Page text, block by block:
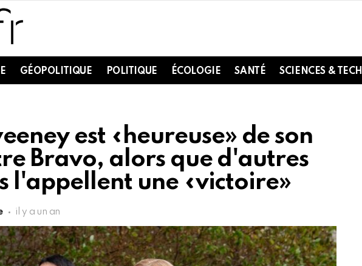
GÉOPOLITIQUE POLITIQUE ÉCOLOGIE SANTÉ SCIENCES & TECH
est «heureuse» de son
Bravo, alors que d'autres
l'appellent une «victoire»
il y a un an